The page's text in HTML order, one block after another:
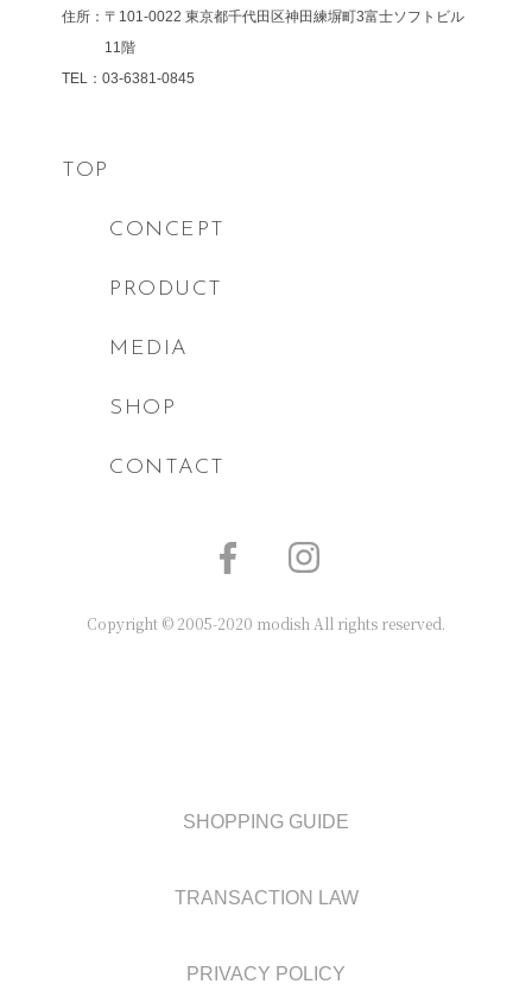
住所：〒101-0022 東京都千代田区神田練塀町3富士ソフトビル
11階
TEL：03-6381-0845
TOP
CONCEPT
PRODUCT
MEDIA
SHOP
CONTACT
Copyright © 2005-2020 modish All rights reserved.
SHOPPING GUIDE
TRANSACTION LAW
PRIVACY POLICY